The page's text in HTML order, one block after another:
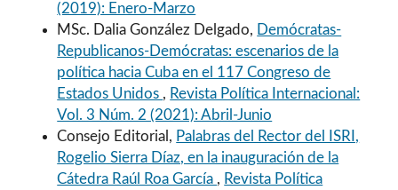
(2019): Enero-Marzo
MSc. Dalia González Delgado, Demócratas-
Republicanos-Demócratas: escenarios de la
política hacia Cuba en el 117 Congreso de
Estados Unidos , Revista Política Internacional:
Vol. 3 Núm. 2 (2021): Abril-Junio
Consejo Editorial, Palabras del Rector del ISRI,
Rogelio Sierra Díaz, en la inauguración de la
Cátedra Raúl Roa García , Revista Política